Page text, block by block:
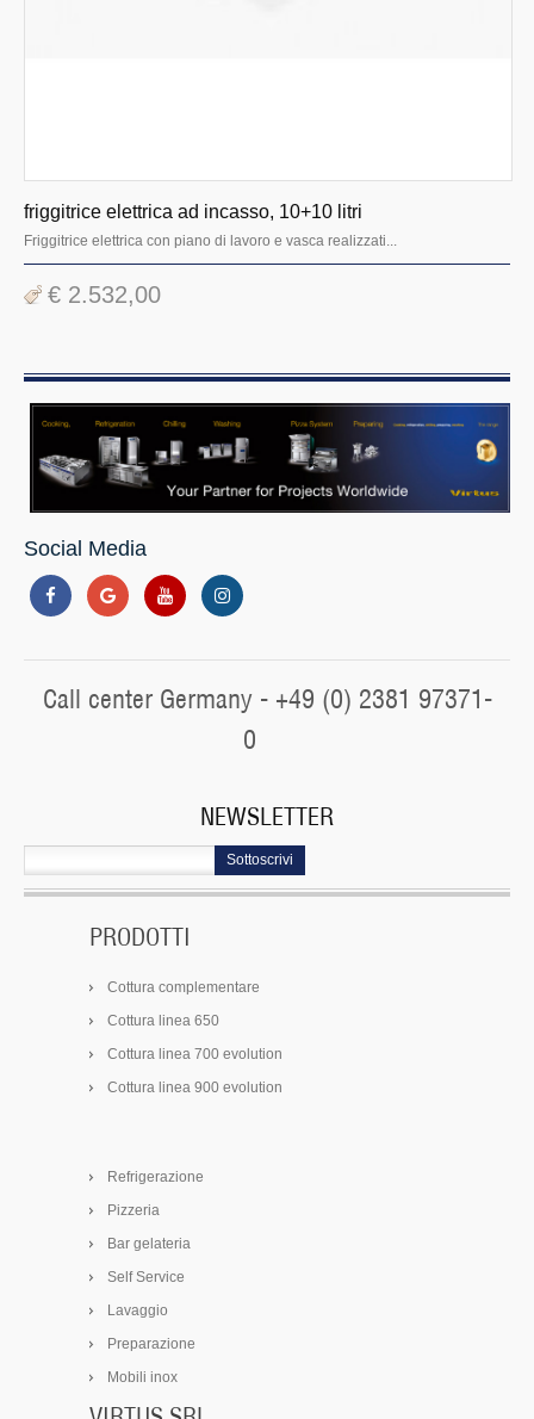
friggitrice elettrica ad incasso, 10+10 litri
Friggitrice elettrica con piano di lavoro e vasca realizzati...
€ 2.532,00
Social Media
Call center Germany - +49 (0) 2381 97371-
0
NEWSLETTER
Sottoscrivi
PRODOTTI
Cottura complementare
Cottura linea 650
Cottura linea 700 evolution
Cottura linea 900 evolution
Refrigerazione
Pizzeria
Bar gelateria
Self Service
Lavaggio
Preparazione
Mobili inox